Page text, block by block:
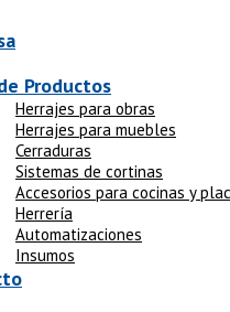
Productos
Herrajes para obras
Herrajes para muebles
Cerraduras
Sistemas de cortinas
Accesorios para cocinas y
Herrería
Automatizaciones
Insumos